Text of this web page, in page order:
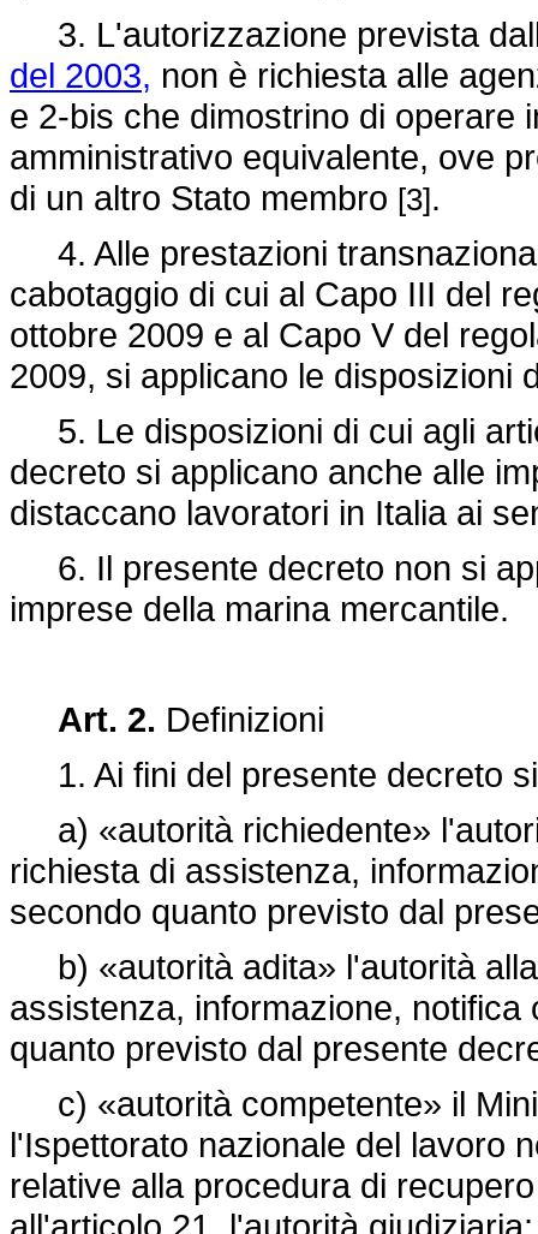
3. L'autorizzazione prevista
del 2003, non è richiesta alle
e 2-bis che dimostrino di operare
amministrativo equivalente, ove
di un altro Stato membro [3].
4. Alle prestazioni
cabotaggio di cui al Capo III del
ottobre 2009 e al Capo V del
2009, si applicano le disposizioni
5. Le disposizioni di cui agli
decreto si applicano anche alle
distaccano lavoratori in Italia ai
6. Il presente decreto non si
imprese della marina mercantile.
Art. 2. Definizioni
1. Ai fini del presente decreto
a) «autorità richiedente»
richiesta di assistenza,
secondo quanto previsto dal
b) «autorità adita» l'autorità
assistenza, informazione,
quanto previsto dal presente
c) «autorità competente» il
l'Ispettorato nazionale del lavoro
relative alla procedura di